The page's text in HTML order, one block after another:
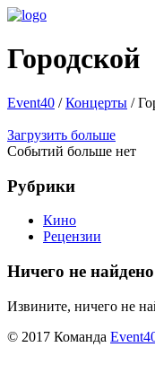
Городской
Event40 / Концерты /
Загрузить больше
Событий больше нет
Рубрики
Кино
Рецензии
Ничего не найдено
Извините, ничего не
© 2017 Команда